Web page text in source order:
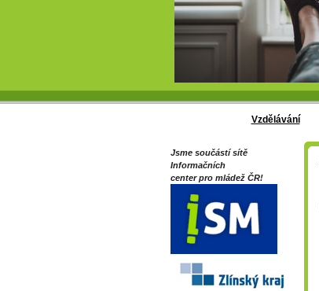
Vzdělávání
Jsme součástí sítě
Informačních
center pro mládež ČR!